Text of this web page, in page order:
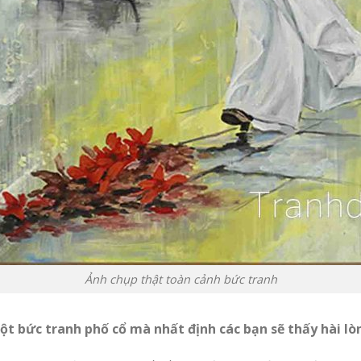
Ảnh chụp thật toàn cảnh bức tranh
bức tranh phố cổ mà nhất định các bạn sẽ thấy hài